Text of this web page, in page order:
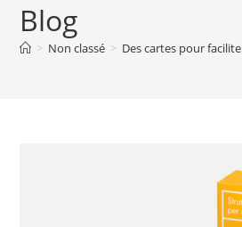
Blog
> Non classé > Des cartes pour